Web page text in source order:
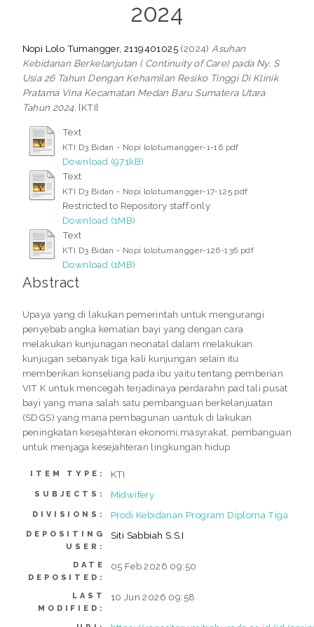
2024
Nopi Lolo Tumangger, 2119401025 (2024)Asuhan
Kebidanan Berkelanjutan ( Continuity of Care) pada Ny. S
Usia 26 Tahun Dengan Kehamilan Resiko Tinggi Di Klinik
Pratama Vina Kecamatan Medan Baru Sumatera Utara
Tahun 2024. [KTI]
Text
KTI D3 Bidan - Nopi lolotumangger-1-16.pdf
Download (971kB)
Text
KTI D3 Bidan - Nopi lolotumangger-17-125.pdf
Restricted to Repository staff only
Download (1MB)
Text
KTI D3 Bidan - Nopi lolotumangger-126-136.pdf
Download (1MB)
Abstract
Upaya yang di lakukan pemerintah untuk mengurangi
penyebab angka kematian bayi yang dengan cara
melakukan kunjunagan neonatal dalam melakukan
kunjugan sebanyak tiga kali kunjungan selain itu
memberikan konseliang pada ibu yaitu tentang pemberian
VIT K untuk mencegah terjadinaya perdarahn pad tali pusat
bayi yang mana salah satu pembanguan berkelanjuatan
(SDGS) yang mana pembagunan uantuk di lakukan
peningkatan kesejahteran ekonomi,masyrakat, pembanguan
untuk menjaga kesejahteran lingkungan hidup
ITEM TYPE: KTI
SUBJECTS: Midwifery
DIVISIONS: Prodi Kebidanan Program Diploma Tiga
DEPOSITING
USER:
Siti Sabbiah S.S.I
DATE
DEPOSITED:
05 Feb 2026 09:50
LAST
MODIFIED:
10 Jun 2026 09:58